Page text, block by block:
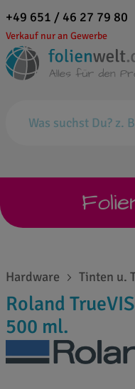
+49 651 / 46 27 79 80
Verkauf nur an Gewerbe
Hardware Tinten u.
Roland
500 ml.